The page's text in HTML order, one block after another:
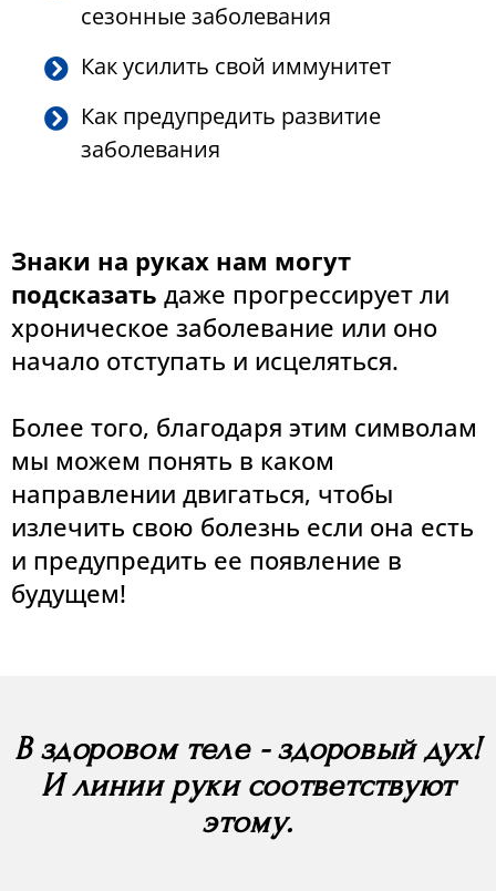
сезонные заболевания
Как усилить свой иммунитет
Как предупредить развитие
заболевания
Знаки на руках нам могут
подсказать даже прогрессирует ли
хроническое заболевание или оно
начало отступать и исцеляться.
Более того, благодаря этим символам
мы можем понять в каком
направлении двигаться, чтобы
излечить свою болезнь если она есть
и предупредить ее появление в
будущем!
В здоровом теле - здоровый дух!
И линии руки соответствуют
этому.